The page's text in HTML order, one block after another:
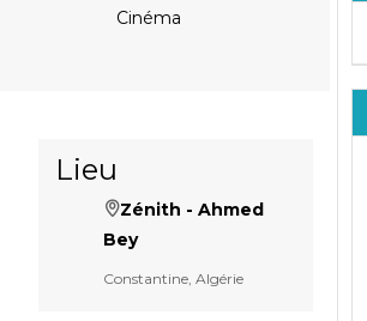
Cinéma
Lieu
Zénith - Ahmed
Bey
Constantine, Algérie